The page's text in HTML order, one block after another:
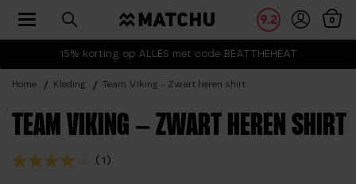
15% korting op ALLES met code BEATTHEHEAT
9.2 0
Toggle navigation
Home Kleding Team Viking – Zwart heren shirt
TEAM VIKING – ZWART HEREN SHIRT
(1)